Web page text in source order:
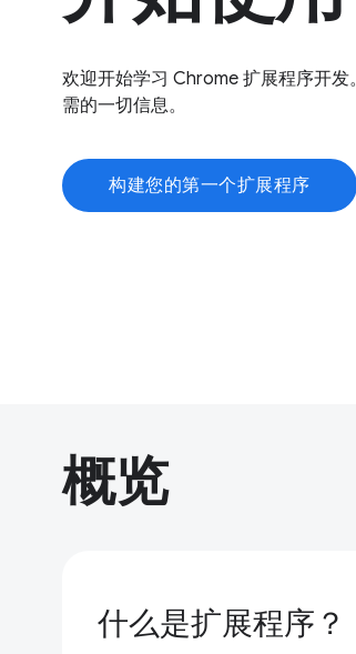
欢迎开始学习 Chrome 扩展程序开
需的一切信息。
构建您的第一个扩展程序
概览
什么是扩展程序？